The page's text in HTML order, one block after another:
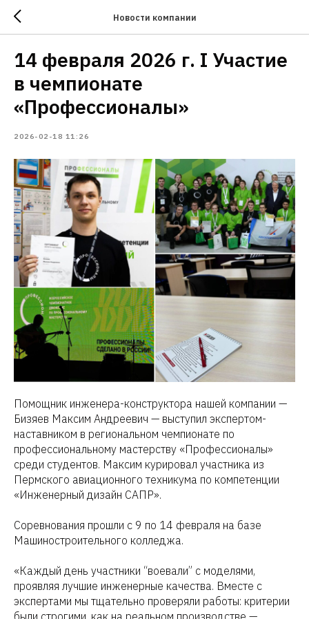
Новости компании
14 февраля 2026 г. I Участие
в чемпионате
«Профессионалы»
2026-02-18 11:26
Помощник инженера-конструктора нашей компании —
Бизяев Максим Андреевич — выступил экспертом-
наставником в региональном чемпионате по
профессиональному мастерству «Профессионалы»
среди студентов. Максим курировал участника из
Пермского авиационного техникума по компетенции
«Инженерный дизайн САПР».
Соревнования прошли с 9 по 14 февраля на базе
Машиностроительного колледжа.
«Каждый день участники “воевали” с моделями,
проявляя лучшие инженерные качества. Вместе с
экспертами мы тщательно проверяли работы: критерии
были строгими, как на реальном производстве —